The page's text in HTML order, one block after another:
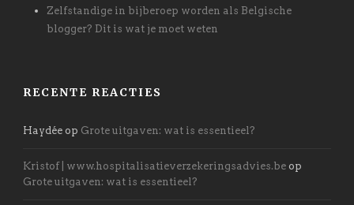
Zelfstandige in bijberoep worden als Belgische
blogger? Dit is wat je moet weten
RECENTE REACTIES
Haydée op Grote uitgaven: wat is essentieel?
Kristof | www.hospitalisatieverzekeringsadvies.be op
Grote uitgaven: wat is essentieel?